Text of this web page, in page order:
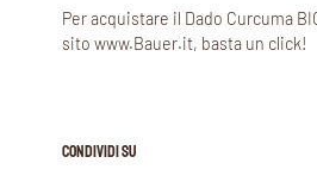
Per acquistare il Dado Curcuma
sito www.Bauer.it, basta un click!
CONDIVIDI SU